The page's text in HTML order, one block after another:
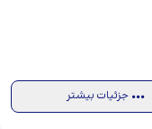
جزئیات بیشتر